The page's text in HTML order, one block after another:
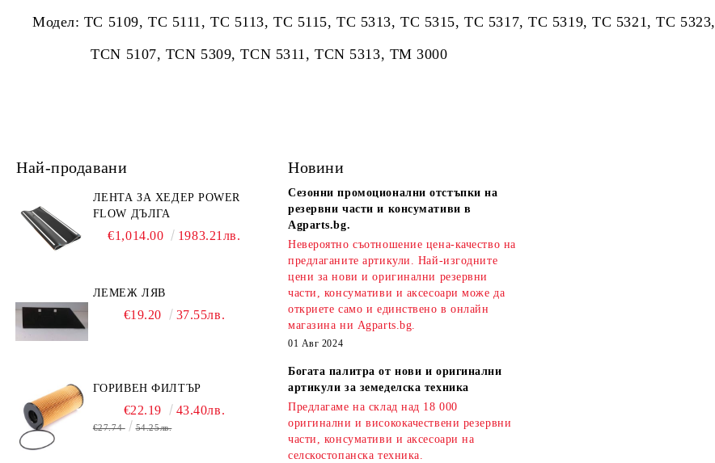
Модел: TC 5109, TC 5111, TC 5113, TC 5115, TC 5313, TC 5315, TC 5317, TC 5319, TC 5321, TC 5323,
TCN 5107, TCN 5309, TCN 5311, TCN 5313, TM 3000
Най-продавани
ЛЕНТА ЗА ХЕДЕР POWER
FLOW ДЪЛГА
€1,014.00 1983.21лв.
ЛЕМЕЖ ЛЯВ
€19.20 37.55лв.
ГОРИВЕН ФИЛТЪР
€22.19 43.40лв.
€27.74 54.25лв.
Новини
Сезонни промоционални отстъпки на
резервни части и консумативи в
Agparts.bg.
Невероятно съотношение цена-качество на
предлаганите артикули. Най-изгодните
цени за нови и оригинални резервни
части, консумативи и аксесоари може да
откриете само и единствено в онлайн
магазина ни Agparts.bg.
01 Авг 2024
Богата палитра от нови и оригинални
артикули за земеделска техника
Предлагаме на склад над 18 000
оригинални и висококачествени резервни
части, консумативи и аксесоари на
селскостопанска техника.